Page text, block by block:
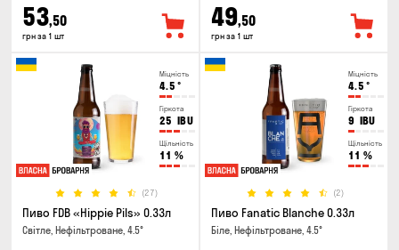
53,50
грн за 1 шт
49,50
грн за 1 шт
Міцність
4.5 °
Гіркота
25 IBU
Щільність
11 %
(27)
Пиво FDB «Hippie Pils» 0.33л
Світле, Нефільтроване, 4.5°
Міцність
4.5 °
Гіркота
9 IBU
Щільність
11 %
(2)
Пиво Fanatic Blanche 0.33л
Біле, Нефільтроване, 4.5°